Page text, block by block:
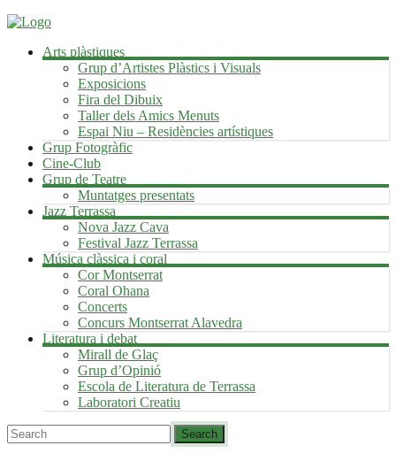
Arts plàstiques
Grup d’Artistes Plàstics i Visuals
Exposicions
Fira del Dibuix
Taller dels Amics Menuts
Espai Niu – Residències artístiques
Grup Fotogràfic
Cine-Club
Grup de Teatre
Muntatges presentats
Jazz Terrassa
Nova Jazz Cava
Festival Jazz Terrassa
Música clàssica i coral
Cor Montserrat
Coral Ohana
Concerts
Concurs Montserrat Alavedra
Literatura i debat
Mirall de Glaç
Grup d’Opinió
Escola de Literatura de Terrassa
Laboratori Creatiu